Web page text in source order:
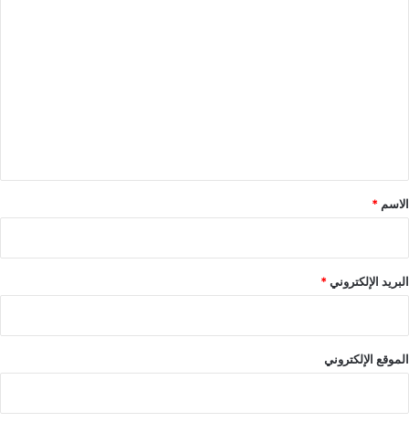
*
الاسم *
البريد الإلكتروني*
الموقع الإلكتروني